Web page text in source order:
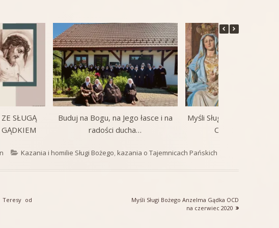
SŁUGĄ
Buduj na Bogu, na Jego łasce i na
radości ducha…
Myśli Sługi Bożego
OCD na lipiec 2026
Kategorie
Kazania i homilie Sługi Bożego, kazania o Tajemnicach Pańskich
od
Następny
Myśli Sługi Bożego Anzelma Gądka OCD
na czerwiec 2020